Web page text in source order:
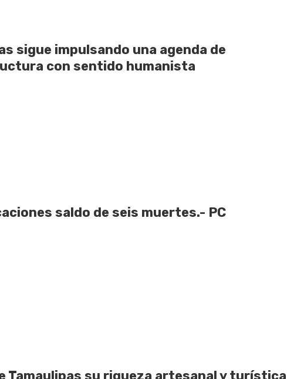
sigue impulsando una agenda de
con sentido humanista
saldo de seis muertes.- PC
Tamaulipas su riqueza artesanal y turística